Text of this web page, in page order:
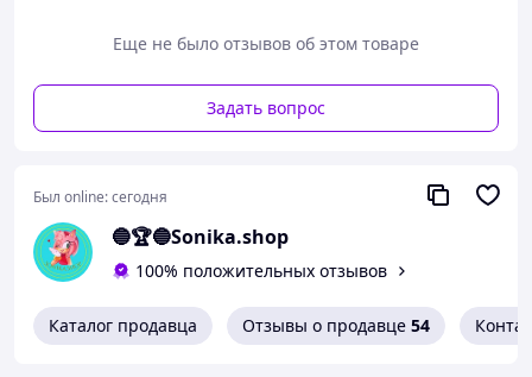
Производство Украина
Еще не было отзывов об этом товаре
Задать вопрос
Был online:сегодня
🔵🏆🔵Sonika.shop
100% положительных отзывов
Каталог продавца Отзывы о продавце 54